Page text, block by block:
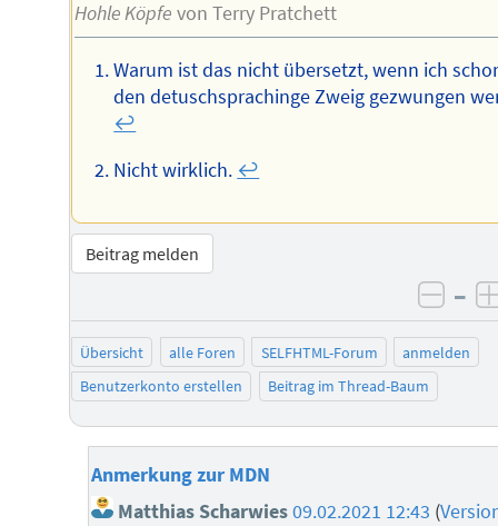
Hohle Köpfe von Terry Pratchett
Warum ist das nicht übersetzt, wenn ich
den detuschsprachinge Zweig gezwungen
↩︎
Nicht wirklich. ↩︎
Beitrag melden
–
Übersicht alle Foren SELFHTML-Forum
anmelden
Benutzerkonto erstellen
Beitrag im Thread-Baum
Anmerkung zur MDN
Matthias Scharwies09.02.2021 12:43 (